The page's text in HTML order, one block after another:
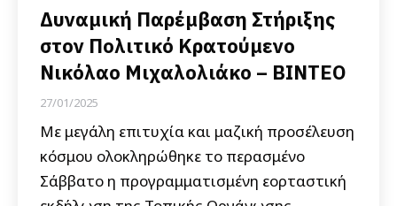
Δυναμική Παρέμβαση Στήριξης
στον Πολιτικό Κρατούμενο
Νικόλαο Μιχαλολιάκο – ΒΙΝΤΕΟ
27/01/2025
Με μεγάλη επιτυχία και μαζική προσέλευση
κόσμου ολοκληρώθηκε το περασμένο
Σάββατο η προγραμματισμένη εορταστική